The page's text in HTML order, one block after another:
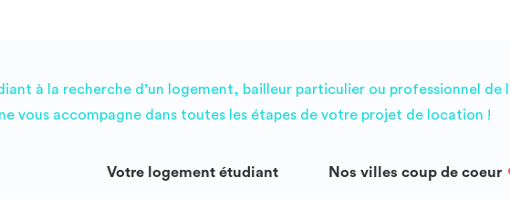
de besoin et pour animer la résidence. Soirées,
événements, et animations rythmeront votre vie étudiante
et rendront votre expérience chez UXCO Student encore
vous simplifier la vie, la résidence met à disposition une
connexion Wi-Fi haut débit, une laverie connectée, un
à la recherche d’un logement, bailleur particulier ou professionnel de
vous accompagne dans toutes les étapes de votre projet de location !
Votre logement étudiant Nos villes coup de coeur